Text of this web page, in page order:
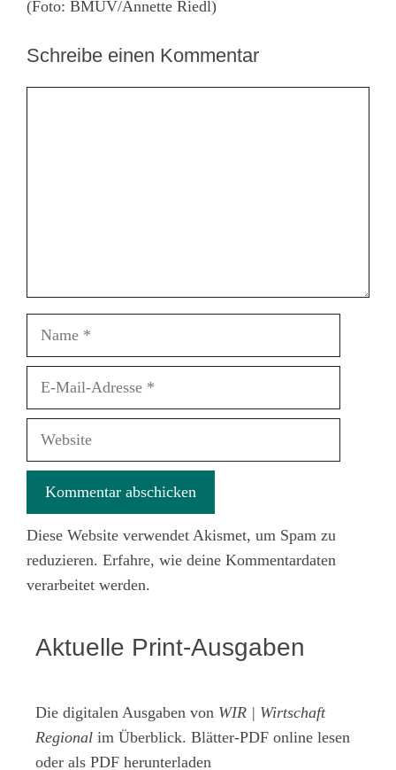
(Foto: BMUV/Annette Riedl)
Schreibe einen Kommentar
Diese Website verwendet Akismet, um Spam zu
reduzieren. Erfahre, wie deine Kommentardaten
verarbeitet werden.
Aktuelle Print-Ausgaben
Die digitalen Ausgaben von WIR | Wirtschaft
Regional im Überblick. Blätter-PDF online lesen
oder als PDF herunterladen